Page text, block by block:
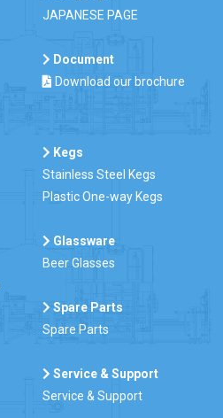
JAPANESE PAGE
Document
Download our brochure
Kegs
Stainless Steel Kegs
Plastic One-way Kegs
Glassware
Beer Glasses
Spare Parts
Spare Parts
Service & Support
Service & Support